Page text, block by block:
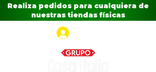
Realiza pedidos para cualquiera de
nuestras tiendas físicas